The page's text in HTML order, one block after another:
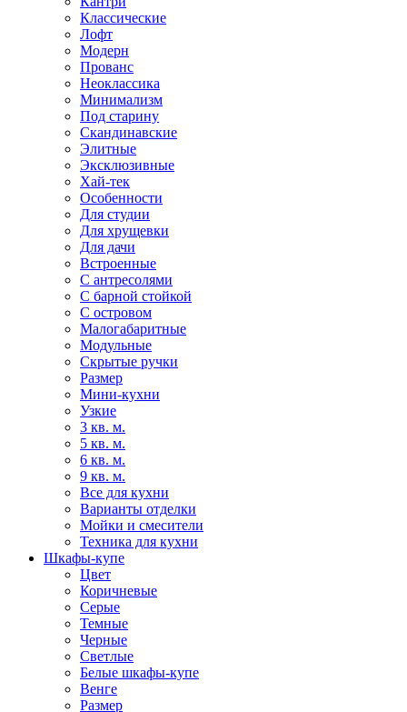
Классические
Лофт
Модерн
Прованс
Неоклассика
Минимализм
Под старину
Скандинавские
Элитные
Эксклюзивные
Хай-тек
Особенности
Для студии
Для хрущевки
Для дачи
Встроенные
С антресолями
С барной стойкой
С островом
Малогабаритные
Модульные
Скрытые ручки
Размер
Мини-кухни
Узкие
3 кв. м.
5 кв. м.
6 кв. м.
9 кв. м.
Все для кухни
Варианты отделки
Мойки и смесители
Техника для кухни
Шкафы-купе
Цвет
Коричневые
Серые
Темные
Черные
Светлые
Белые шкафы-купе
Венге
Размер